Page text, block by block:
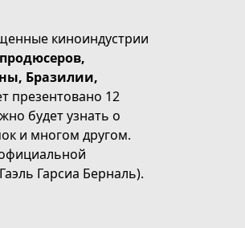
киноиндустрии
Бразилии,
презентовано 12
будет узнать о
и многом другом.
Гарсиа Берналь).